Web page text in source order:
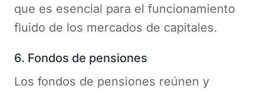
que es esencial para el funcionamiento
fluido de los mercados de capitales.
6. Fondos de pensiones
Los fondos de pensiones reúnen y